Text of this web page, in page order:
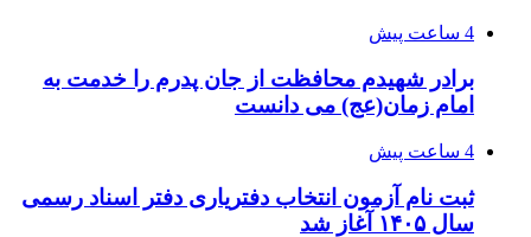
4 ساعت پیش
برادر شهیدم محافظت از جان پدرم را خدمت به
امام زمان(عج) می دانست
4 ساعت پیش
ثبت نام آزمون انتخاب دفتریاری دفتر اسناد رسمی
سال ۱۴۰۵ آغاز شد